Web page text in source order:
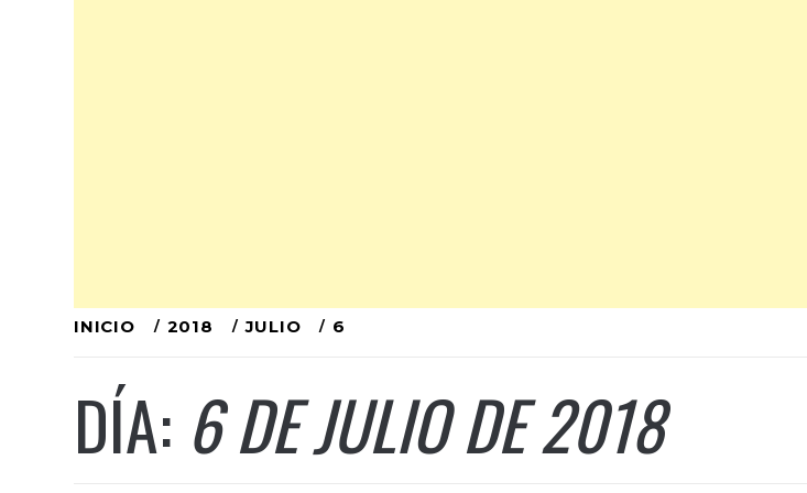
Ir
contenido
INICIO 2018 JULIO 6
DÍA: 6 DE JULIO DE 2018